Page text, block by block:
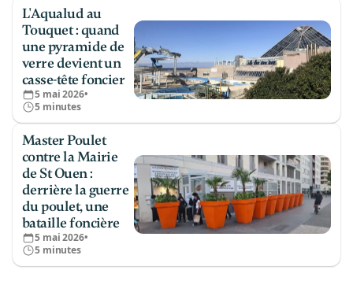
L'Aqualud au
Touquet : quand
une pyramide de
verre devient un
casse-tête foncier
5 mai 2026•
5 minutes
Master Poulet
contre la Mairie
de St Ouen :
derrière la guerre
du poulet, une
bataille foncière
5 mai 2026•
5 minutes